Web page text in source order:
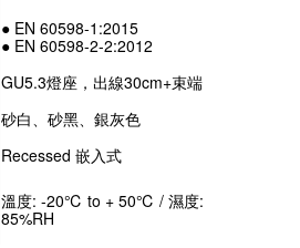
● EN 60598-1:2015
● EN 60598-2-2:2012
GU5.3燈座，出線30cm+束端
砂白、砂黑、銀灰色
Recessed 嵌入式
溫度: -20℃ to + 50℃ / 濕度:
85%RH